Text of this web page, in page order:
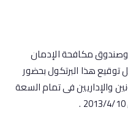
وصندوق مكافحة الإدمان
هذا البرتكول بحضور
والإداريين فى تمام السعة